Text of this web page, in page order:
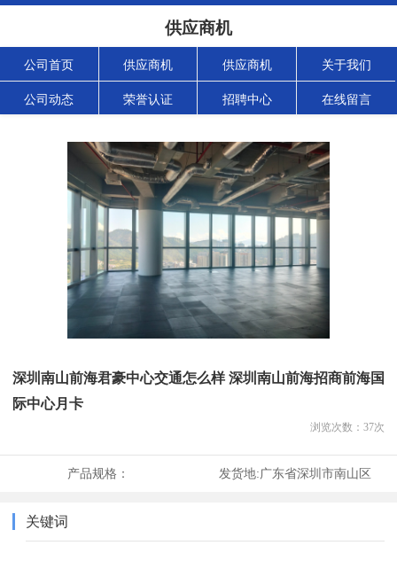
供应商机
公司首页 供应商机 供应商机 关于我们
公司动态 荣誉认证 招聘中心 在线留言
深圳南山前海君豪中心交通怎么样 深圳南山前海招商前海国
际中心月卡
浏览次数： 37次
产品规格： 发货地:广东省深圳市南山区
关键词